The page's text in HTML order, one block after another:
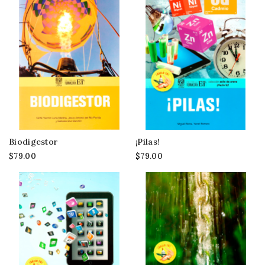
Biodigestor
$79.00
¡Pilas!
$79.00